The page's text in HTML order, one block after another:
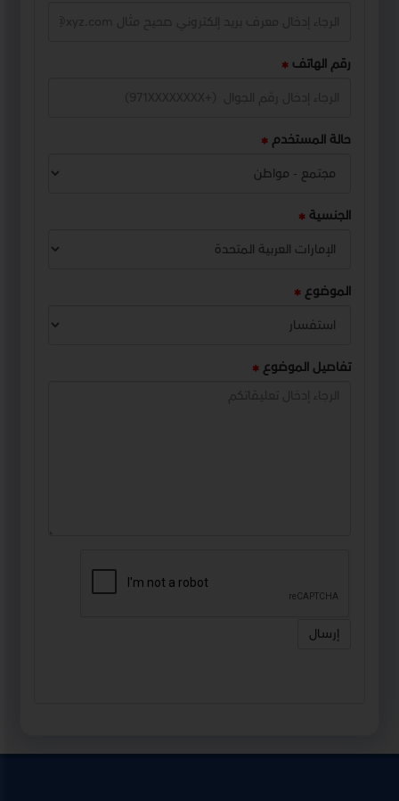
رقم الهاتف
حالة المستخدم
الجنسية
الموضوع
تفاصيل الموضوع
إرسال